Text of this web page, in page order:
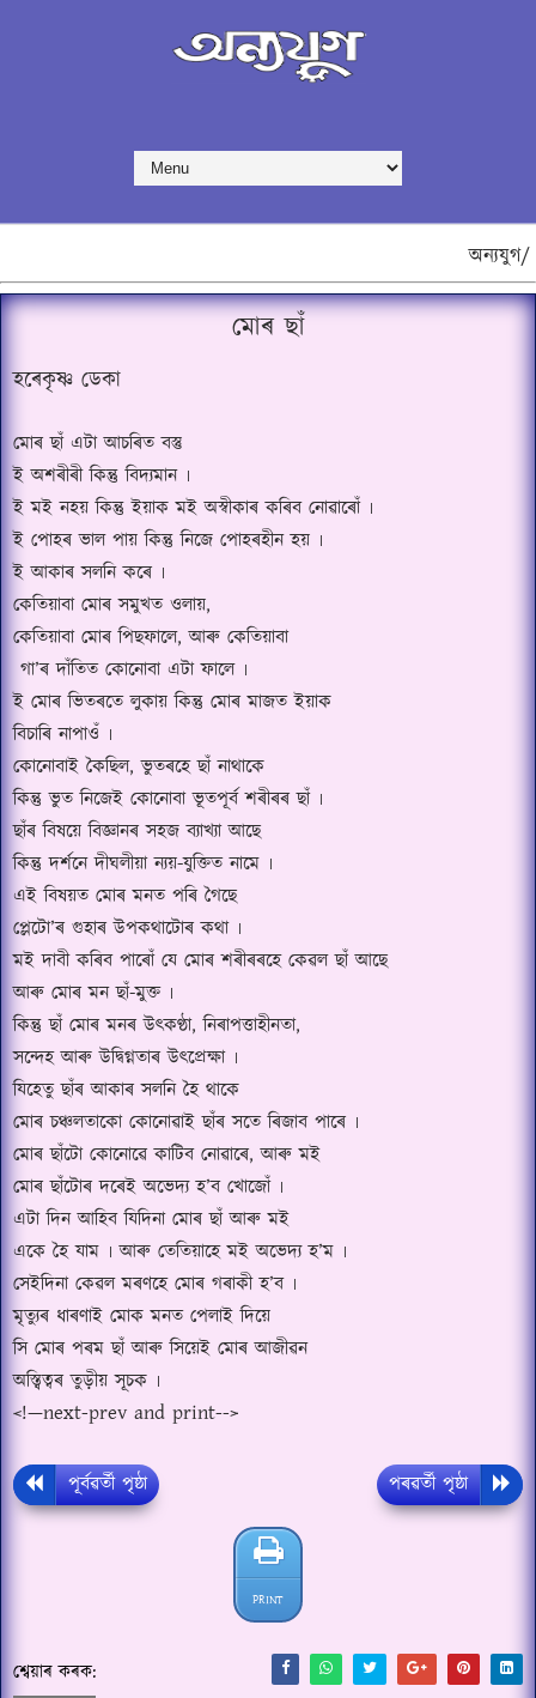
অন্যযুগ/
মোৰ ছাঁ
হৰেকৃষ্ণ ডেকা
মোৰ ছাঁ এটা আচৰিত বস্তু
ই অশৰীৰী কিন্তু বিদ্যমান ৷
ই মই নহয় কিন্তু ইয়াক মই অস্বীকাৰ কৰিব নোৱাৰোঁ ৷
ই পোহৰ ভাল পায় কিন্তু নিজে পোহৰহীন হয় ৷
ই আকাৰ সলনি কৰে ৷
কেতিয়াবা মোৰ সমুখত ওলায়,
কেতিয়াবা মোৰ পিছফালে,আৰু কেতিয়াবা
গা’ৰ দাঁতিত কোনোবা এটা ফালে ৷
ই মোৰ ভিতৰতে লুকায় কিন্তু মোৰ মাজত ইয়াক
বিচাৰি নাপাওঁ ৷
কোনোবাই কৈছিল,ভুতৰহে ছাঁ নাথাকে
কিন্তু ভুত নিজেই কোনোবা ভূতপূর্ব শৰীৰৰ ছাঁ ৷
ছাঁৰ বিষয়ে বিজ্ঞানৰ সহজ ব্যাখ্যা আছে
কিন্তু দর্শনে দীঘলীয়া ন্যয়-যুক্তিত নামে ৷
এই বিষয়ত মোৰ মনত পৰি গৈছে
প্লেটো’ৰ গুহাৰ উপকথাটোৰ কথা ৷
মই দাবী কৰিব পাৰোঁ যে মোৰ শৰীৰৰহে কেৱল ছাঁ আছে
আৰু মোৰ মন ছাঁ-মুক্ত ৷
কিন্তু ছাঁ মোৰ মনৰ উৎকণ্ঠা,নিৰাপত্তাহীনতা,
সন্দেহ আৰু উদ্বিগ্নতাৰ উৎপ্রেক্ষা ৷
যিহেতু ছাঁৰ আকাৰ সলনি হৈ থাকে
মোৰ চঞ্চলতাকো কোনোৱাই ছাঁৰ সতে ৰিজাব পাৰে ৷
মোৰ ছাঁটো কোনোৱে কাটিব নোৱাৰে,আৰু মই
মোৰ ছাঁটোৰ দৰেই অভেদ্য হ’ব খোজোঁ ৷
এটা দিন আহিব যিদিনা মোৰ ছাঁ আৰু মই
একে হৈ যাম ৷ আৰু তেতিয়াহে মই অভেদ্য হ’ম ৷
সেইদিনা কেৱল মৰণহে মোৰ গৰাকী হ’ব ৷
মৃত্যুৰ ধাৰণাই মোক মনত পেলাই দিয়ে
সি মোৰ পৰম ছাঁ আৰু সিয়েই মোৰ আজীৱন
অস্ত্বিত্বৰ তুড়ীয় সূচক ৷
<!—next-prev and print-->
পূৰ্বৱৰ্তী পৃষ্ঠা পৰৱৰ্তী পৃষ্ঠা
PRINT
শ্বেয়াৰ কৰক: